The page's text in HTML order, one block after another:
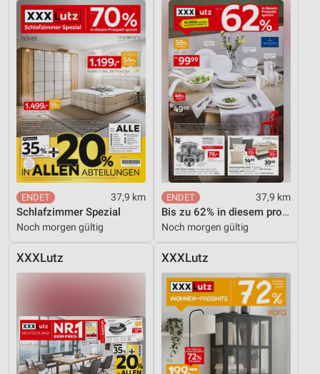
37,9 km
Schlafzimmer Spezial
Noch morgen gültig
37,9 km
Bis zu 62% in diesem prospekt
Noch morgen gültig
XXXLutz XXXLutz